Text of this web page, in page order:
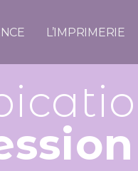
L’IMPRIMERIE